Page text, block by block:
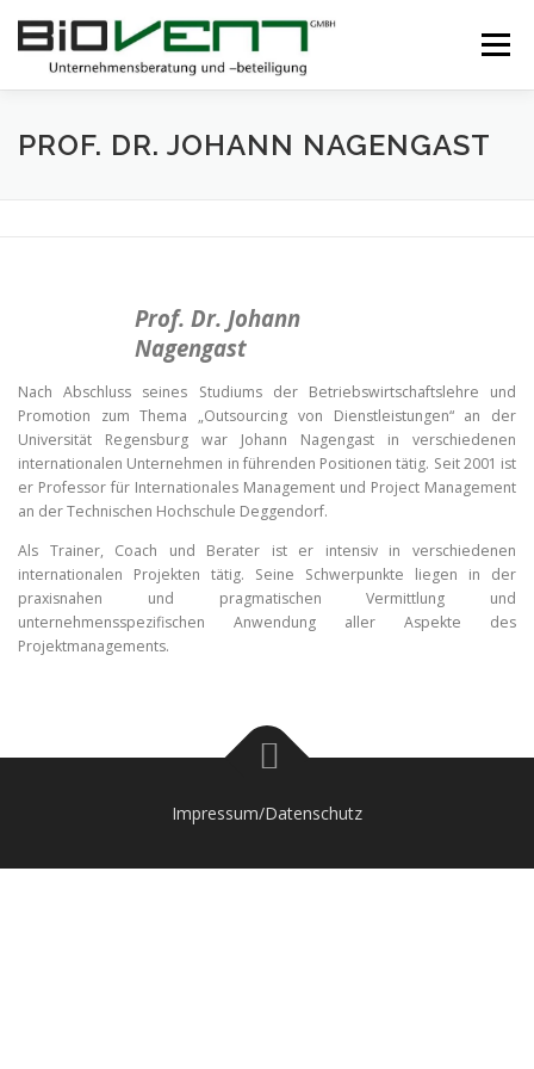
zum
Inhalt
Menü
START ÜBER UNS UNSERE VISION
PROF. DR. JOHANN NAGENGAST
Prof. Dr. Johann
Nagengast
Nach Abschluss seines Studiums der Betriebswirtschaftslehre und
Promotion zum Thema „Outsourcing von Dienstleistungen“ an der
Universität Regensburg war Johann Nagengast in verschiedenen
internationalen Unternehmen in führenden Positionen tätig. Seit 2001 ist
er Professor für Internationales Management und Project Management
an der Technischen Hochschule Deggendorf.
Als Trainer, Coach und Berater ist er intensiv in verschiedenen
internationalen Projekten tätig. Seine Schwerpunkte liegen in der
praxisnahen und pragmatischen Vermittlung und
unternehmensspezifischen Anwendung aller Aspekte des
Projektmanagements.
Impressum/Datenschutz